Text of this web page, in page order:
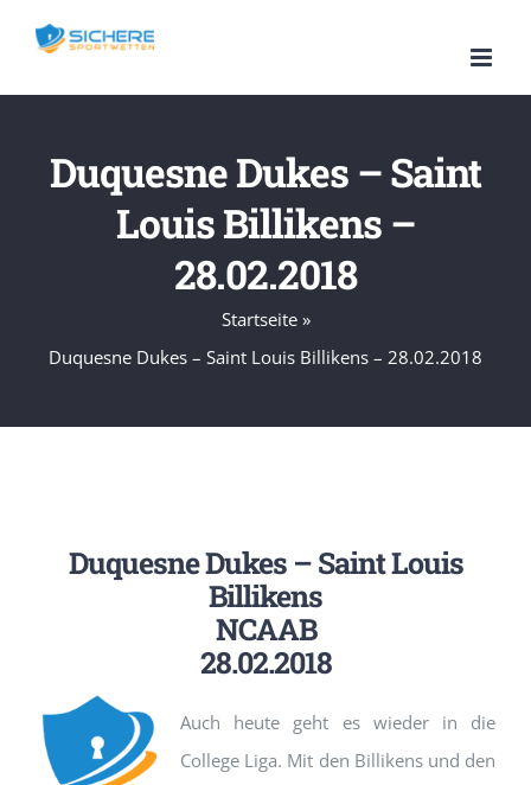
Inhalt
springen
Duquesne Dukes – Saint
Louis Billikens –
28.02.2018
Startseite»
Duquesne Dukes – Saint Louis Billikens – 28.02.2018
Duquesne Dukes – Saint Louis
Billikens
NCAAB
28.02.2018
Auch heute geht es wieder in die
College Liga. Mit den Billikens und den